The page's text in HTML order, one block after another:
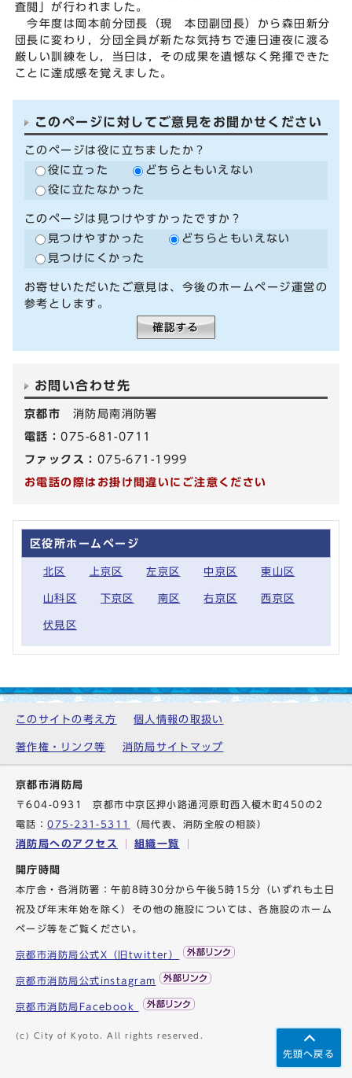
査閲」が行われました。
今年度は岡本前分団長（現 本団副団長）から森田新分
団長に変わり，分団全員が新たな気持ちで連日連夜に渡る
厳しい訓練をし，当日は，その成果を遺憾なく発揮できた
ことに達成感を覚えました。
このページに対してご意見をお聞かせください
このページは役に立ちましたか？
役に立った
どちらともいえない
役に立たなかった
このページは見つけやすかったですか？
見つけやすかった
どちらともいえない
見つけにくかった
お寄せいただいたご意見は、今後のホームページ運営の
参考とします。
お問い合わせ先
京都市 消防局南消防署
電話：075-681-0711
ファックス： 075-671-1999
お電話の際はお掛け間違いにご注意ください
区役所ホームページ
北区 上京区 左京区 中京区 東山区
山科区 下京区 南区 右京区 西京区
伏見区
先頭へ戻る
このサイトの考え方 個人情報の取扱い
著作権・リンク等 消防局サイトマップ
京都市消防局
〒604-0931 京都市中京区押小路通河原町西入榎木町450の2
電話：075-231-5311 （局代表、消防全般の相談）
消防局へのアクセス 組織一覧
開庁時間
本庁舎・各消防署：午前8時30分から午後5時15分（いずれも土日
祝及び年末年始を除く）その他の施設については、各施設のホーム
ページ等をご覧ください。
京都市消防局公式X（旧twitter）
京都市消防局公式instagram
京都市消防局Facebook
(c) City of Kyoto. All rights reserved.